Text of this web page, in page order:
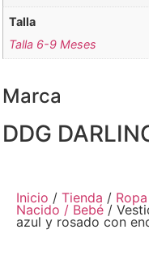
Talla
Talla 6-9 Meses
Marca
DDG
Inicio / Tienda /
Nacido / Bebé /
azul y rosado con